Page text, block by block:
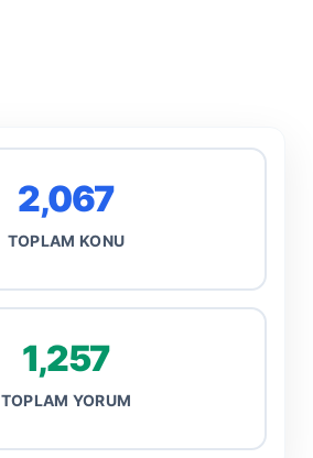
2,067
TOPLAM KONU
1,257
TOPLAM YORUM